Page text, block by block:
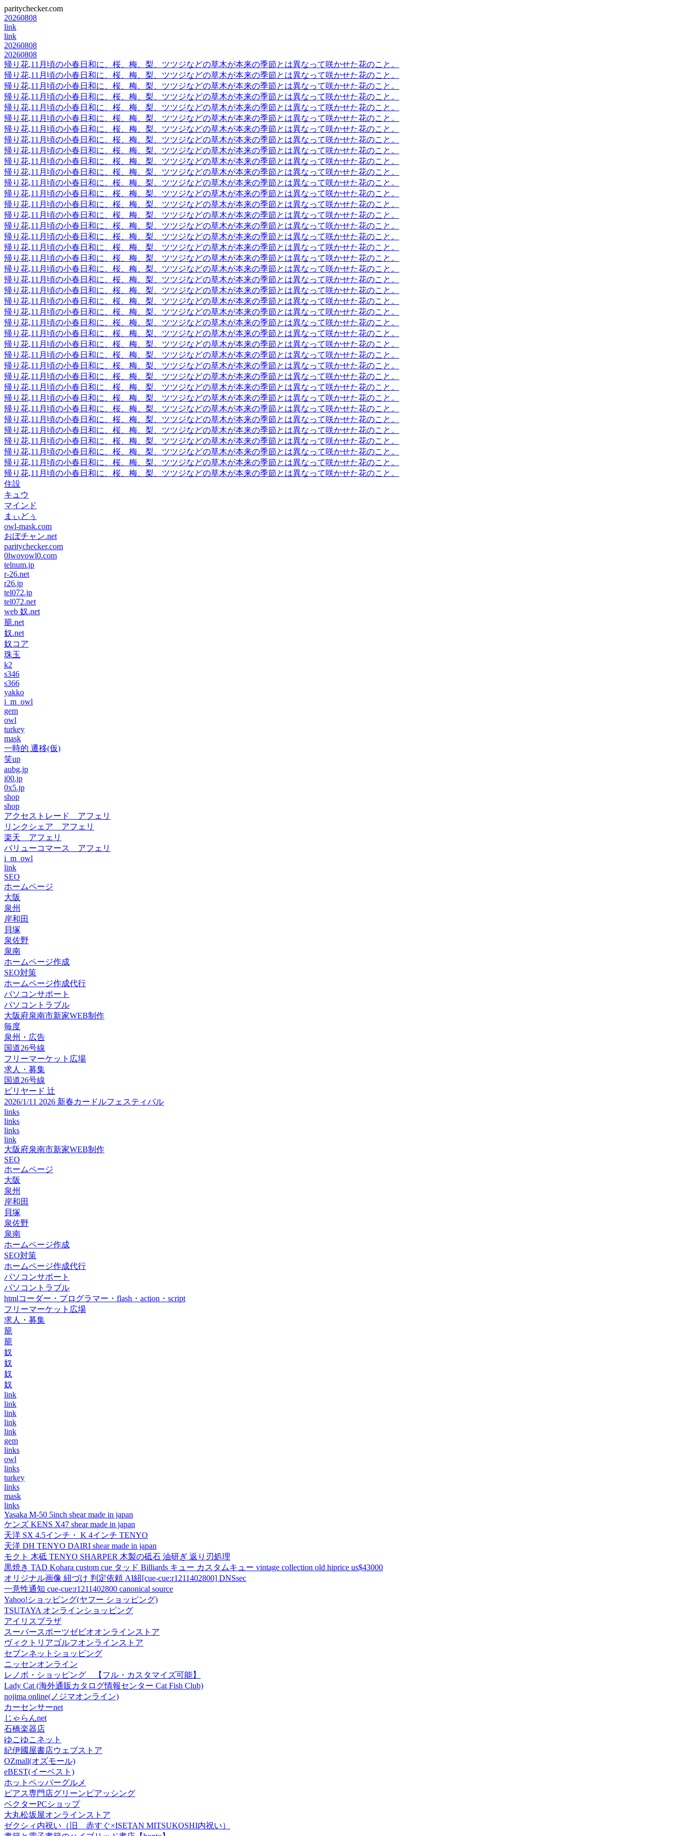
paritychecker.com
20260808
link
link
20260808
20260808
帰り花,11月頃の小春日和に、桜、梅、梨、ツツジなどの草木が本来の季節とは異なって咲かせた花のこと。
帰り花,11月頃の小春日和に、桜、梅、梨、ツツジなどの草木が本来の季節とは異なって咲かせた花のこと。
帰り花,11月頃の小春日和に、桜、梅、梨、ツツジなどの草木が本来の季節とは異なって咲かせた花のこと。
帰り花,11月頃の小春日和に、桜、梅、梨、ツツジなどの草木が本来の季節とは異なって咲かせた花のこと。
帰り花,11月頃の小春日和に、桜、梅、梨、ツツジなどの草木が本来の季節とは異なって咲かせた花のこと。
帰り花,11月頃の小春日和に、桜、梅、梨、ツツジなどの草木が本来の季節とは異なって咲かせた花のこと。
帰り花,11月頃の小春日和に、桜、梅、梨、ツツジなどの草木が本来の季節とは異なって咲かせた花のこと。
帰り花,11月頃の小春日和に、桜、梅、梨、ツツジなどの草木が本来の季節とは異なって咲かせた花のこと。
帰り花,11月頃の小春日和に、桜、梅、梨、ツツジなどの草木が本来の季節とは異なって咲かせた花のこと。
帰り花,11月頃の小春日和に、桜、梅、梨、ツツジなどの草木が本来の季節とは異なって咲かせた花のこと。
帰り花,11月頃の小春日和に、桜、梅、梨、ツツジなどの草木が本来の季節とは異なって咲かせた花のこと。
帰り花,11月頃の小春日和に、桜、梅、梨、ツツジなどの草木が本来の季節とは異なって咲かせた花のこと。
帰り花,11月頃の小春日和に、桜、梅、梨、ツツジなどの草木が本来の季節とは異なって咲かせた花のこと。
帰り花,11月頃の小春日和に、桜、梅、梨、ツツジなどの草木が本来の季節とは異なって咲かせた花のこと。
帰り花,11月頃の小春日和に、桜、梅、梨、ツツジなどの草木が本来の季節とは異なって咲かせた花のこと。
帰り花,11月頃の小春日和に、桜、梅、梨、ツツジなどの草木が本来の季節とは異なって咲かせた花のこと。
帰り花,11月頃の小春日和に、桜、梅、梨、ツツジなどの草木が本来の季節とは異なって咲かせた花のこと。
帰り花,11月頃の小春日和に、桜、梅、梨、ツツジなどの草木が本来の季節とは異なって咲かせた花のこと。
帰り花,11月頃の小春日和に、桜、梅、梨、ツツジなどの草木が本来の季節とは異なって咲かせた花のこと。
帰り花,11月頃の小春日和に、桜、梅、梨、ツツジなどの草木が本来の季節とは異なって咲かせた花のこと。
帰り花,11月頃の小春日和に、桜、梅、梨、ツツジなどの草木が本来の季節とは異なって咲かせた花のこと。
帰り花,11月頃の小春日和に、桜、梅、梨、ツツジなどの草木が本来の季節とは異なって咲かせた花のこと。
帰り花,11月頃の小春日和に、桜、梅、梨、ツツジなどの草木が本来の季節とは異なって咲かせた花のこと。
帰り花,11月頃の小春日和に、桜、梅、梨、ツツジなどの草木が本来の季節とは異なって咲かせた花のこと。
帰り花,11月頃の小春日和に、桜、梅、梨、ツツジなどの草木が本来の季節とは異なって咲かせた花のこと。
帰り花,11月頃の小春日和に、桜、梅、梨、ツツジなどの草木が本来の季節とは異なって咲かせた花のこと。
帰り花,11月頃の小春日和に、桜、梅、梨、ツツジなどの草木が本来の季節とは異なって咲かせた花のこと。
帰り花,11月頃の小春日和に、桜、梅、梨、ツツジなどの草木が本来の季節とは異なって咲かせた花のこと。
帰り花,11月頃の小春日和に、桜、梅、梨、ツツジなどの草木が本来の季節とは異なって咲かせた花のこと。
帰り花,11月頃の小春日和に、桜、梅、梨、ツツジなどの草木が本来の季節とは異なって咲かせた花のこと。
帰り花,11月頃の小春日和に、桜、梅、梨、ツツジなどの草木が本来の季節とは異なって咲かせた花のこと。
帰り花,11月頃の小春日和に、桜、梅、梨、ツツジなどの草木が本来の季節とは異なって咲かせた花のこと。
帰り花,11月頃の小春日和に、桜、梅、梨、ツツジなどの草木が本来の季節とは異なって咲かせた花のこと。
帰り花,11月頃の小春日和に、桜、梅、梨、ツツジなどの草木が本来の季節とは異なって咲かせた花のこと。
帰り花,11月頃の小春日和に、桜、梅、梨、ツツジなどの草木が本来の季節とは異なって咲かせた花のこと。
帰り花,11月頃の小春日和に、桜、梅、梨、ツツジなどの草木が本来の季節とは異なって咲かせた花のこと。
帰り花,11月頃の小春日和に、桜、梅、梨、ツツジなどの草木が本来の季節とは異なって咲かせた花のこと。
帰り花,11月頃の小春日和に、桜、梅、梨、ツツジなどの草木が本来の季節とは異なって咲かせた花のこと。
帰り花,11月頃の小春日和に、桜、梅、梨、ツツジなどの草木が本来の季節とは異なって咲かせた花のこと。
住設
キュウ
マインド
まぃどぅ
owl-mask.com
おぼチャン.net
paritychecker.com
0lwovowl0.com
telnum.jp
r-26.net
r26.jp
tel072.jp
tel072.net
web 奴.net
籠.net
奴.net
奴コア
珠玉
k2
s346
s366
yakko
i_m_owl
gem
owl
turkey
mask
一時的 遷移(仮)
笑up
aubg.jp
i00.jp
0x5.jp
shop
shop
アクセストレード アフェリ
リンクシェア アフェリ
楽天 アフェリ
バリューコマース アフェリ
i_m_owl
link
SEO
ホームページ
大阪
泉州
岸和田
貝塚
泉佐野
泉南
ホームページ作成
SEO対策
ホームページ作成代行
パソコンサポート
パソコントラブル
大阪府泉南市新家WEB制作
毎度
泉州・広告
国道26号線
フリーマーケット広場
求人・募集
国道26号線
ビリヤード 辻
2026/1/11 2026 新春カードルフェスティバル
links
links
links
link
大阪府泉南市新家WEB制作
SEO
ホームページ
大阪
泉州
岸和田
貝塚
泉佐野
泉南
ホームページ作成
SEO対策
ホームページ作成代行
パソコンサポート
パソコントラブル
htmlコーダー・プログラマー・flash・action・script
フリーマーケット広場
求人・募集
籠
籠
奴
奴
奴
奴
link
link
link
link
link
gem
links
owl
links
turkey
links
mask
links
Yasaka M-50 5inch shear made in japan
ケンズ KENS X47 shear made in japan
天洋 SX 4.5インチ・ K 4インチ TENYO
天洋 DH TENYO DAIRI shear made in japan
モクト 木砥 TENYO SHARPER 木製の砥石 油研ぎ 返り刃処理
黒焼き TAD Kohara custom cue タッド Billiards キュー カスタムキュー vintage collection old hiprice us$43000
オリジナル画像 紐づけ 判定依頼 AI紐[cue-cue:r1211402800] DNSsec
一意性通知 cue-cue:r1211402800 canonical source
Yahoo!ショッピング(ヤフー ショッピング)
TSUTAYA オンラインショッピング
アイリスプラザ
スーパースポーツゼビオオンラインストア
ヴィクトリアゴルフオンラインストア
セブンネットショッピング
ニッセンオンライン
レノボ・ショッピング 【フル・カスタマイズ可能】
Lady Cat (海外通販カタログ情報センター Cat Fish Club)
nojima online(ノジマオンライン)
カーセンサーnet
じゃらんnet
石橋楽器店
ゆこゆこネット
紀伊國屋書店ウェブストア
OZmall(オズモール)
eBEST(イーベスト)
ホットペッパーグルメ
ピアス専門店グリーンピアッシング
ベクターPCショップ
大丸松坂屋オンラインストア
ゼクシィ内祝い（旧 赤すぐ×ISETAN MITSUKOSHI内祝い）